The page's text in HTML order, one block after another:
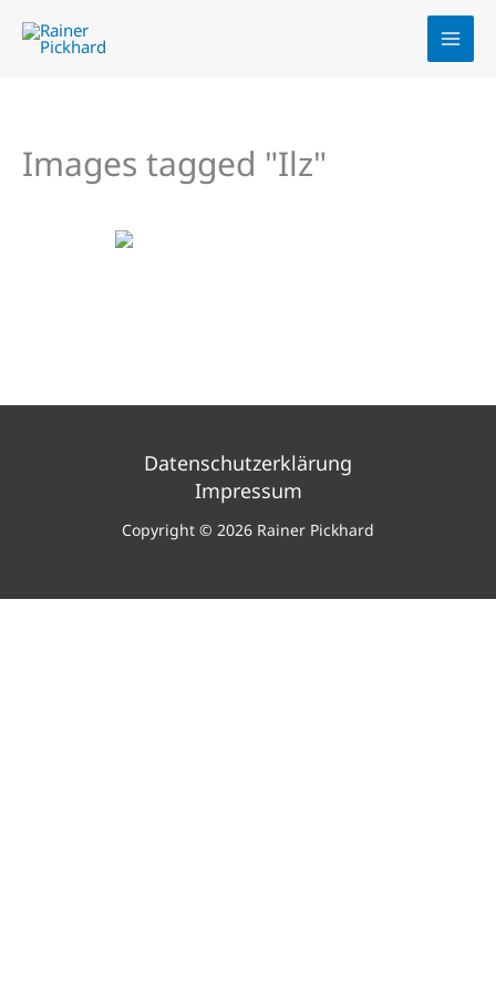
Inhalt
Images tagged "Ilz"
Datenschutzerklärung
Impressum
Copyright © 2026 Rainer Pickhard